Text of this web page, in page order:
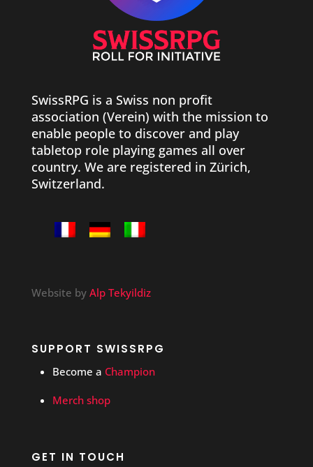
SwissRPG is a Swiss non profit
association (Verein) with the mission to
enable people to discover and play
tabletop role playing games all over
country. We are registered in Zürich,
Switzerland.
Website by Alp Tekyildiz
SUPPORT SWISSRPG
Become a Champion
Merch shop
GET IN TOUCH